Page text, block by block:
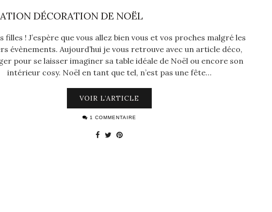
DÉCORATION DE NOËL
filles ! J’espère que vous allez bien vous et vos proches malgré les
évènements. Aujourd’hui je vous retrouve avec un article déco,
pour se laisser imaginer sa table idéale de Noël ou encore son
intérieur cosy. Noël en tant que tel, n’est pas une fête…
VOIR L’ARTICLE
1 COMMENTAIRE